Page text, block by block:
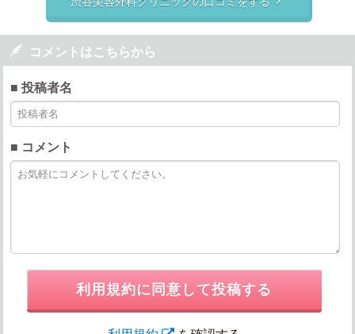
 コメントはこちらから
■ 投稿者名
■ コメント
利用規約に同意して投稿する